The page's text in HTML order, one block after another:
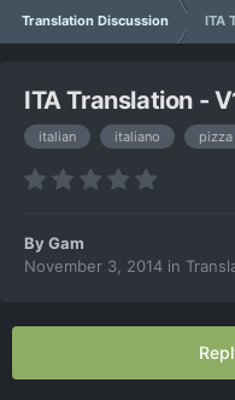
Translation Discussion ITA
ITA Translation -
italian italiano pizza
ByGam
November 3, 2014 in